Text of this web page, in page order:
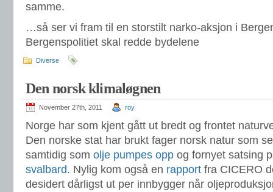
samme.
…så ser vi fram til en storstilt narko-aksjon i
Bergenspolitiet skal redde bydelene
Diverse
Den norsk klimaløgnen
November 27th, 2011 roy
Norge har som kjent gått ut bredt og frontet
Den norske stat har brukt fager norsk natur som
samtidig som olje pumpes opp og fornyet satsing
svalbard. Nylig kom også en rapport fra CICERO
desidert dårligst ut per innbygger når